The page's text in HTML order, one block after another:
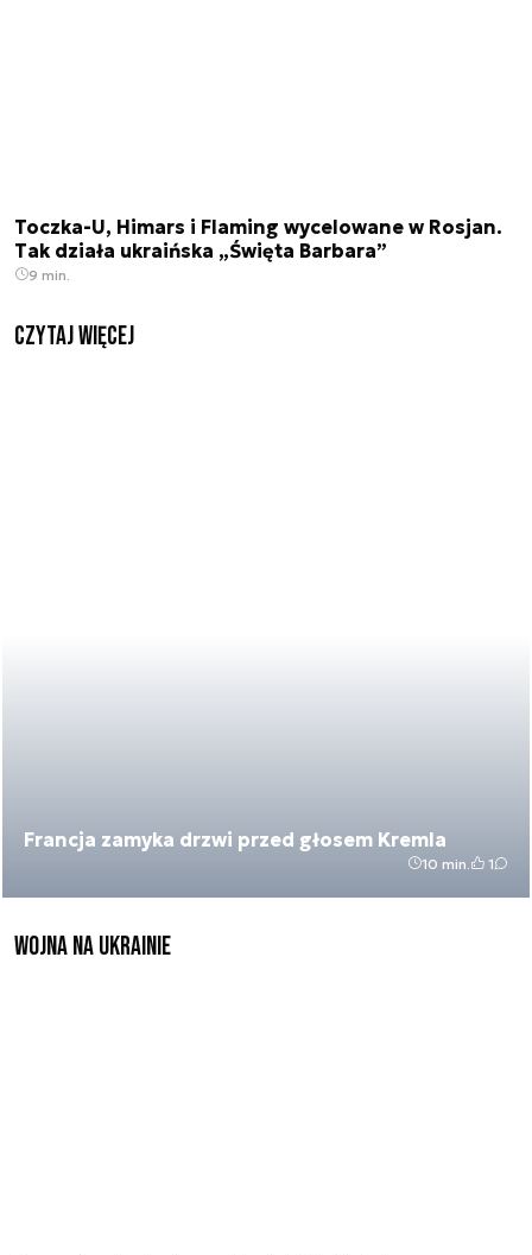
Toczka-U, Himars i Flaming wycelowane w Rosjan.
Tak działa ukraińska „Święta Barbara”
9 min.
czytaj więcej
Francja zamyka drzwi przed głosem Kremla
10 min. 1
Wojna na Ukrainie